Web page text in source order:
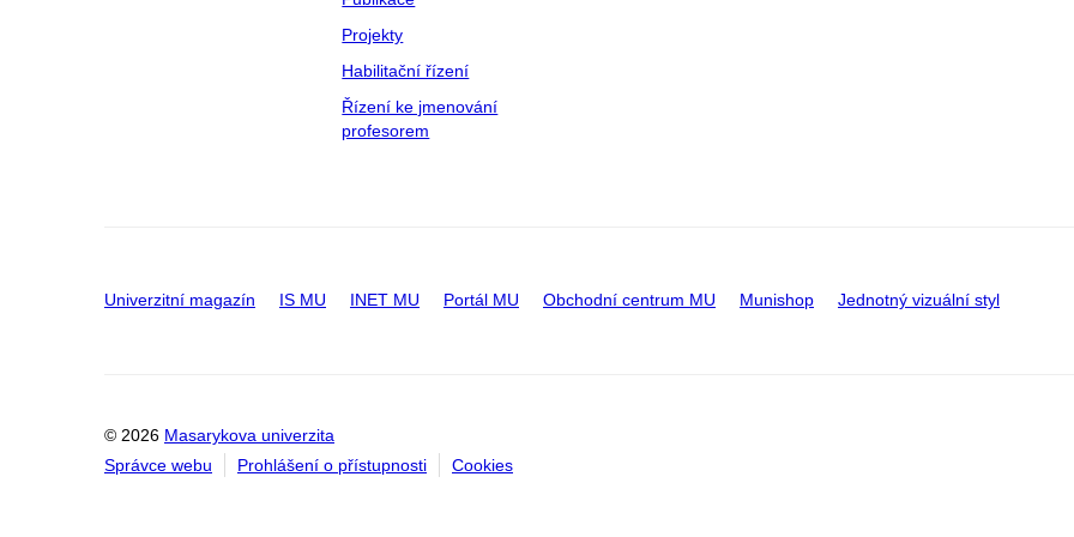
Projekty
Habilitační řízení
Řízení ke jmenování
profesorem
Univerzitní magazín IS MU INET MU Portál MU Obchodní centrum MU Munishop Jednotný vizuální styl
© 2026 Masarykova univerzita
Správce webu
Prohlášení o přístupnosti Cookies